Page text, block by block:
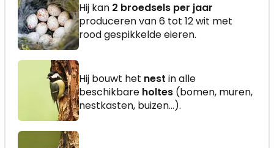
Hij kan 2 broedsels per jaar
produceren van 6 tot 12 wit met
rood gespikkelde eieren.
Hij bouwt het nest in alle
beschikbare holtes (bomen, muren,
nestkasten, buizen...).